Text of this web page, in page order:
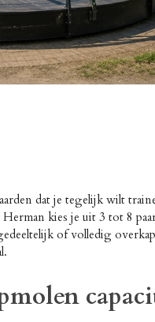
dat je tegelijk wilt
kies je uit 3 tot 8
of volledig